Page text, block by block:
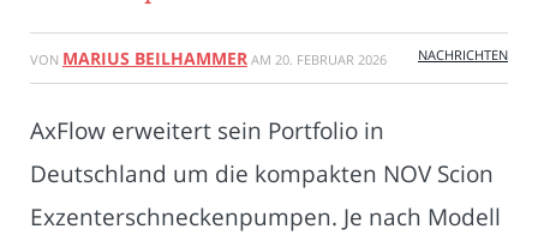
VON MARIUS BEILHAMMER AM 20. FEBRUAR 2026 NACHRICHTEN
AxFlow erweitert sein Portfolio in
Deutschland um die kompakten NOV Scion
Exzenterschneckenpumpen. Je nach Modell